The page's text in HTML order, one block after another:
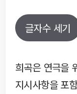
글자수 세기
희곡은 연극을
지시사항을 포